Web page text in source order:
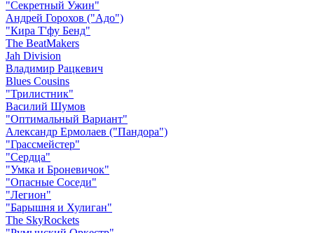
"Секретный Ужин"
Андрей Горохов ("Адо")
"Кира Т'фу Бенд"
The BeatMakers
Jah Division
Владимир Рацкевич
Blues Cousins
"Трилистник"
Василий Шумов
"Оптимальный Вариант"
Александр Ермолаев ("Пандора")
"Грассмейстер"
"Сердца"
"Умка и Броневичок"
"Опасные Соседи"
"Легион"
"Барышня и Хулиган"
The SkyRockets